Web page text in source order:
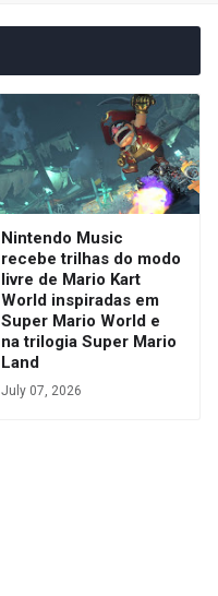
Nintendo Music
recebe trilhas do modo
livre de Mario Kart
World inspiradas em
Super Mario World e
na trilogia Super Mario
Land
July 07, 2026